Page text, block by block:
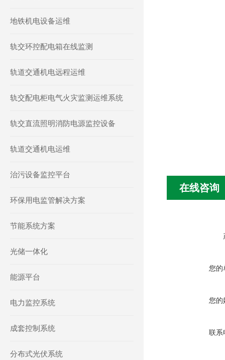
地铁机电设备运维
轨交环控配电箱在线监测
轨道交通机电远程运维
轨交配电柜电气火灾监测运维系统
轨交直流照明消防电源监控设备
轨道交通机电运维
治污设备监控平台
环保用电监管解决方案
节能系统方案
光储一体化
能源平台
电力监控系统
成套控制系统
分布式光伏系统
在线咨询
您的
您的
联系